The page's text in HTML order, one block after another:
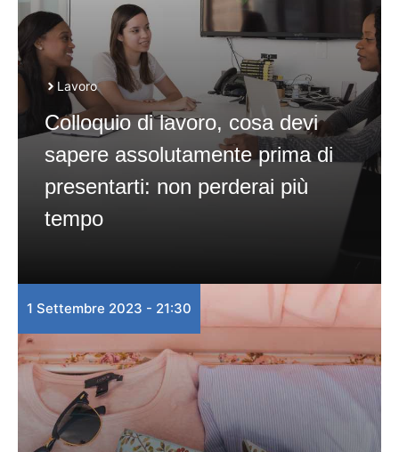
Lavoro
Colloquio di lavoro, cosa devi
sapere assolutamente prima di
presentarti: non perderai più
tempo
1 Settembre 2023 - 21:30